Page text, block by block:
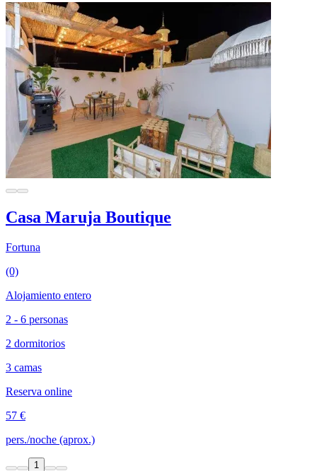
Casa Maruja Boutique
Fortuna
(0)
Alojamiento entero
2 - 6 personas
2 dormitorios
3 camas
Reserva online
57 €
pers./noche (aprox.)
1